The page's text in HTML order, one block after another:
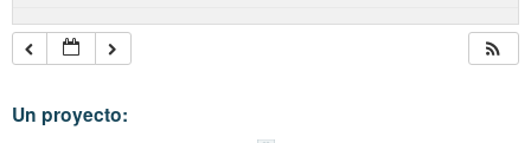
Un proyecto: